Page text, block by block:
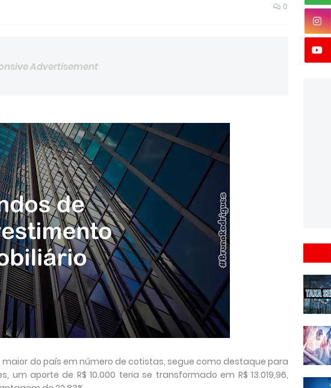
0
Advertisement
maior do país em número de cotistas, segue como destaque para
um aporte de R$ 10.000 teria se transformado em R$ 13.019,96,